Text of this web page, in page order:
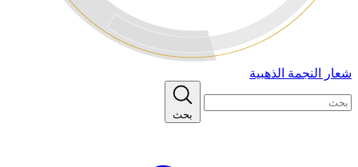
شعار النجمة الذهبية
بحث